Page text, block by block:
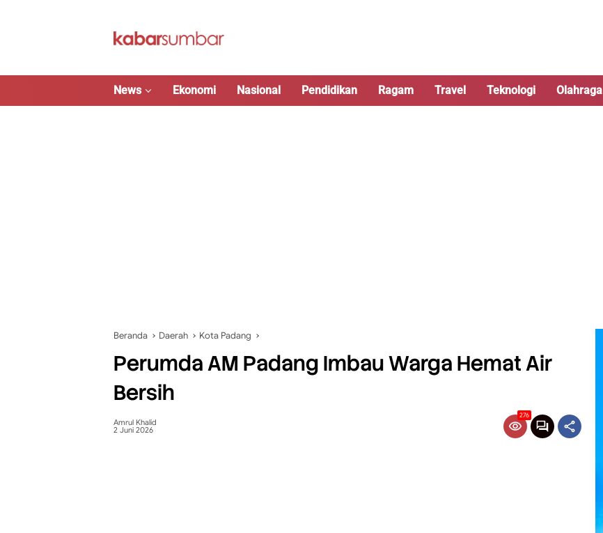
News Ekonomi Nasional Pendidikan Ragam Travel Teknologi Olahraga
Beranda Daerah Kota Padang
Perumda AM Padang Imbau Warga Hemat Air
Bersih
Amrul Khalid
2 Juni 2026
276